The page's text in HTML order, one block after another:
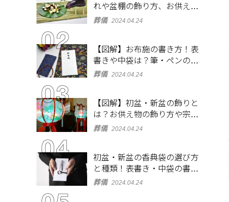
れや盆棚の飾り方、お供え物
を解説
葬儀 2024.04.24
【図解】お布施の書き方！表
書きや中袋は？筆・ペンのマ
ナーとよくあるQ&A集
葬儀 2024.04.24
【図解】初盆・新盆の飾りと
は？お供え物の飾り方や宗派
ごとの違いを解説！
葬儀 2024.04.24
初盆・新盆の香典袋の選び方
と種類！表書き・中袋の書き
方、お札の入れ方も
葬儀 2024.04.24